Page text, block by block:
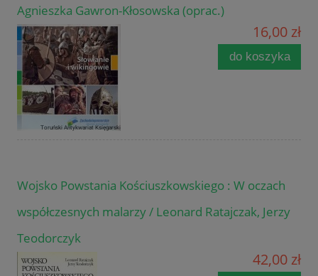
Agnieszka Gawron-Kłosowska (oprac.)
16,00 zł
do koszyka
Wojsko Powstania Kościuszkowskiego : W oczach
współczesnych malarzy / Leonard Ratajczak, Jerzy
Teodorczyk
42,00 zł